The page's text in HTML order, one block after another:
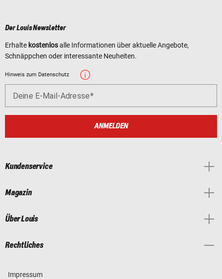
Der Louis Newsletter
Erhalte kostenlosalle Informationen über aktuelle Angebote,
Schnäppchen oder interessante Neuheiten.
Hinweis zum Datenschutz
Deine E-Mail-Adresse
ANMELDEN
Kundenservice
Magazin
Über Louis
Rechtliches
Impressum